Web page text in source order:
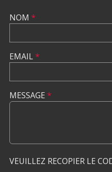
NOM *
EMAIL*
MESSAGE *
VEUILLEZ RECOPIER LE